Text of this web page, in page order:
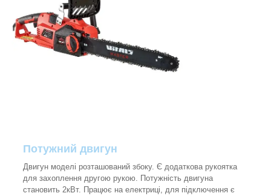
Потужний двигун
Двигун моделі розташований збоку. Є додаткова рукоятка
для захоплення другою рукою. Потужність двигуна
становить 2кВт. Працює на електриці, для підключення є